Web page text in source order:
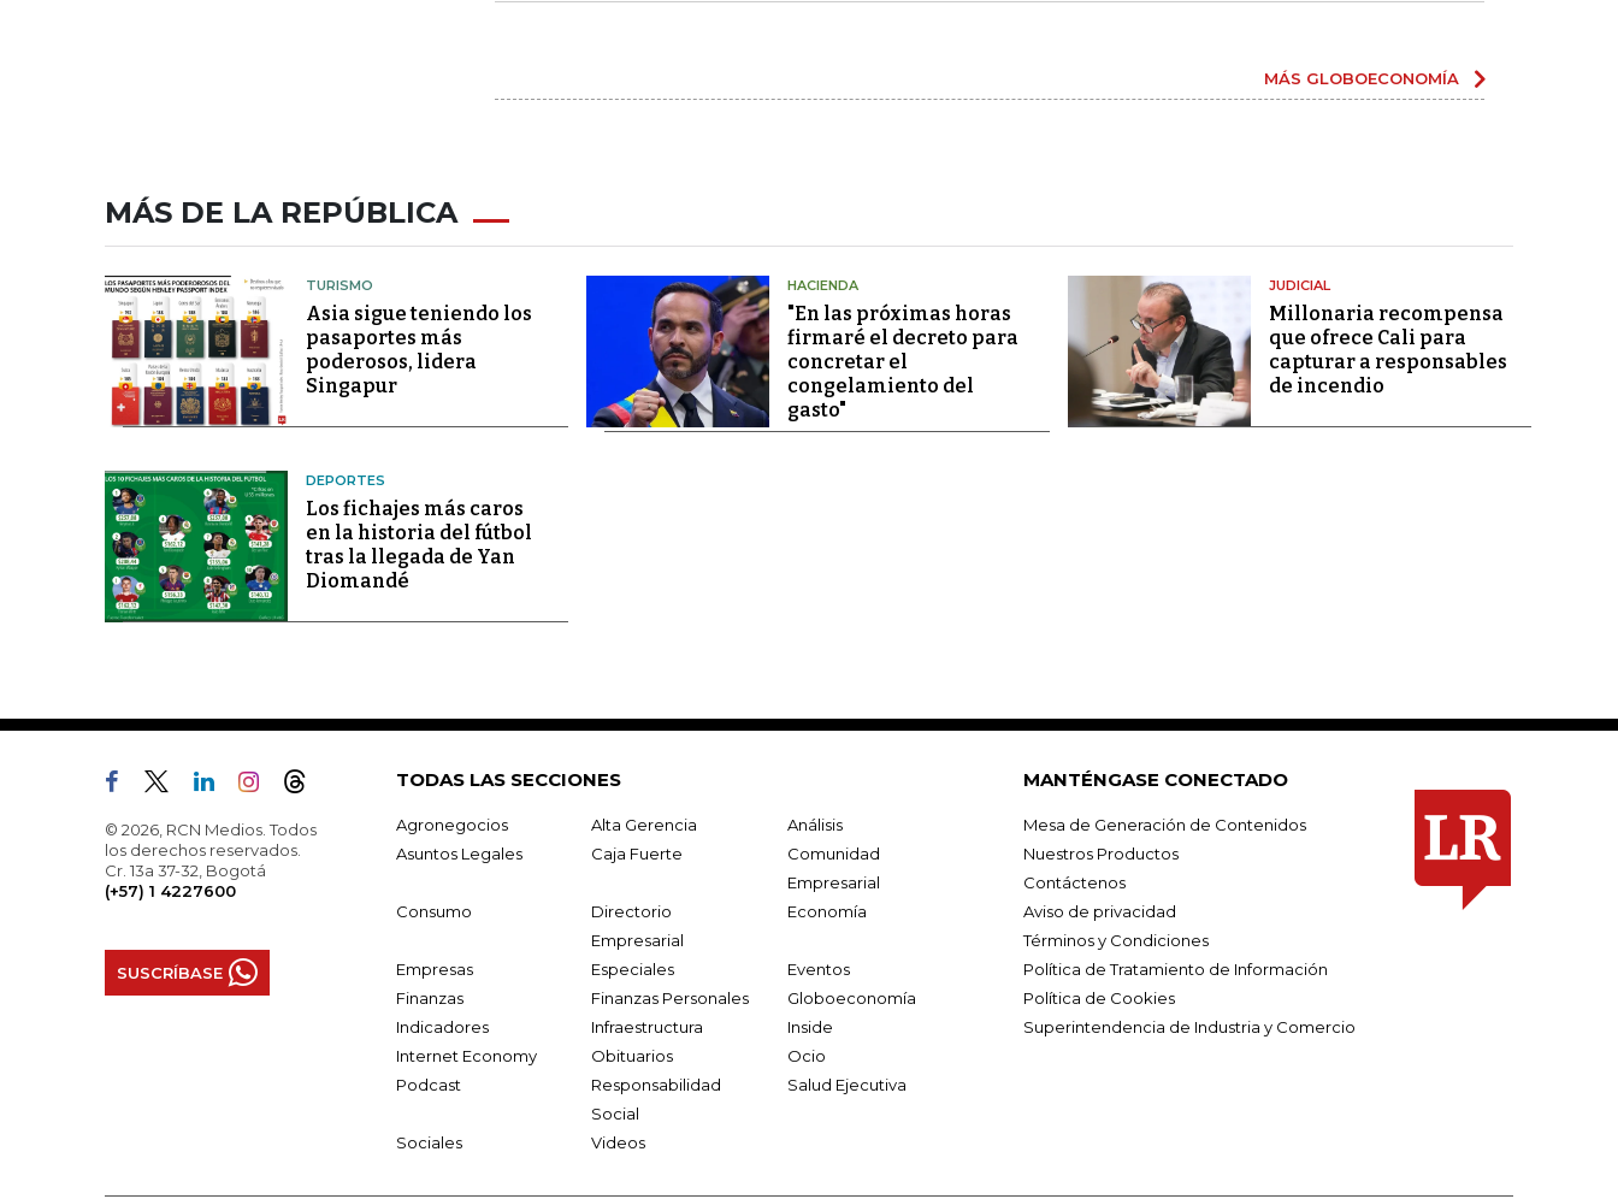
MÁS GLOBOECONOMÍA
MÁS DE LA REPÚBLICA
TURISMO
Asia sigue teniendo los
pasaportes más
poderosos, lidera
Singapur
HACIENDA
"En las próximas horas
firmaré el decreto para
concretar el
congelamiento del
gasto"
JUDICIAL
Millonaria recompensa
que ofrece Cali para
capturar a responsables
de incendio
DEPORTES
Los fichajes más caros
en la historia del fútbol
tras la llegada de Yan
Diomandé
© 2026, RCN Medios. Todos
los derechos reservados.
Cr. 13a 37-32, Bogotá
(+57) 1 4227600
SUSCRÍBASE
TODAS LAS SECCIONES
Agronegocios Alta Gerencia
Análisis
Asuntos Legales
Caja Fuerte
Comunidad
Empresarial
Consumo
Directorio
Empresarial
Economía
Empresas Especiales
Eventos
Finanzas
Finanzas Personales
Globoeconomía
Indicadores
Infraestructura
Inside
Internet Economy
Obituarios
Ocio
Podcast
Responsabilidad
Social
Salud Ejecutiva
Sociales Videos
MANTÉNGASE CONECTADO
Mesa de Generación de Contenidos
Nuestros Productos
Contáctenos
Aviso de privacidad
Términos y Condiciones
Política de Tratamiento de Información
Política de Cookies
Superintendencia de Industria y Comercio